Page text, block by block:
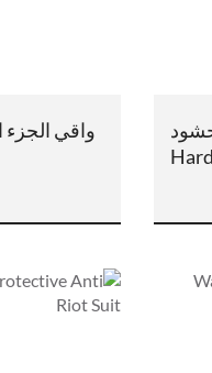
واقي